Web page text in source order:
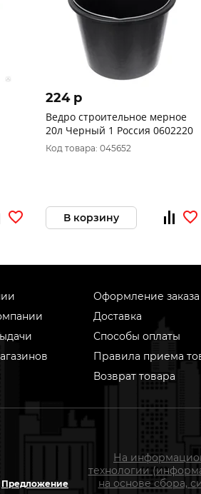
224 p
Ведро строительное мерное
20л Черный 1 Россия 0602220
Код товара: 045652
В корзину
Оформление заказа
Доставка
Способы оплаты
Правила приема
Возврат товара
Предложение
На
технологии
на основе сбора,